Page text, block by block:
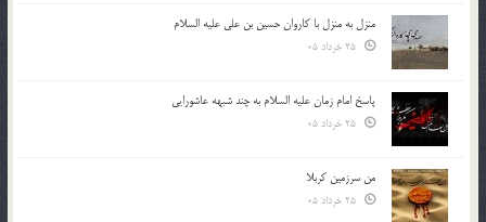
منزل به منزل با کاروان حسین بن علی علیه السلام
پاسخ امام زمان علیه السلام به چند شبهه عاشورایی
من سرزمین کربلا